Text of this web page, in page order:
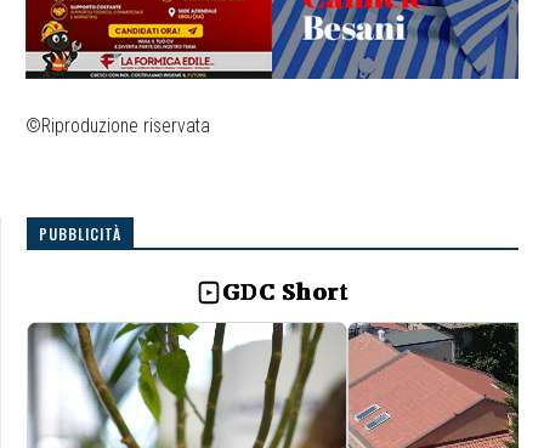
©Riproduzione riservata
PUBBLICITÀ
GDC Short